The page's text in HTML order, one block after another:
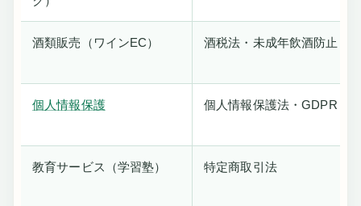
酒類販売（ワインEC） 酒税法・未成年飲酒防止
個人情報保護 個人情報保護法・GDPR
教育サービス（学習塾） 特定商取引法